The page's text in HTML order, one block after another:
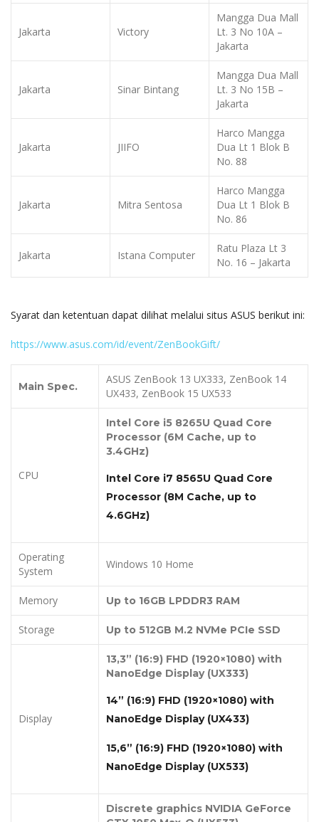
Jakarta Victory
Mangga Dua Mall
Lt. 3 No 10A –
Jakarta
Jakarta Sinar Bintang
Mangga Dua Mall
Lt. 3 No 15B –
Jakarta
Jakarta JIIFO
Harco Mangga
Dua Lt 1 Blok B
No. 88
Jakarta Mitra Sentosa
Harco Mangga
Dua Lt 1 Blok B
No. 86
Jakarta Istana Computer
Ratu Plaza Lt 3
No. 16 – Jakarta
Syarat dan ketentuan dapat dilihat melalui situs ASUS berikut ini:
https://www.asus.com/id/event/ZenBookGift/
Main Spec.
ASUS ZenBook 13 UX333, ZenBook 14
UX433, ZenBook 15 UX533
CPU
Intel Core i5 8265U Quad Core
Processor (6M Cache, up to
3.4GHz)
Intel Core i7 8565U Quad Core
Processor (8M Cache, up to
4.6GHz)
Operating
System
Windows 10 Home
Memory Up to 16GB LPDDR3 RAM
Storage Up to 512GB M.2 NVMe PCIe SSD
Display
13,3” (16:9) FHD (1920×1080) with
NanoEdge Display (UX333)
14” (16:9) FHD (1920×1080) with
NanoEdge Display (UX433)
15,6” (16:9) FHD (1920×1080) with
NanoEdge Display (UX533)
Discrete graphics NVIDIA GeForce